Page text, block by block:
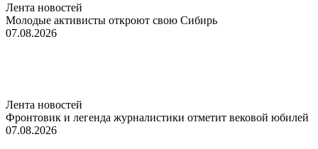
Лента новостей
Молодые активисты откроют свою Сибирь
07.08.2026
Лента новостей
Фронтовик и легенда журналистики отметит вековой юбилей
07.08.2026